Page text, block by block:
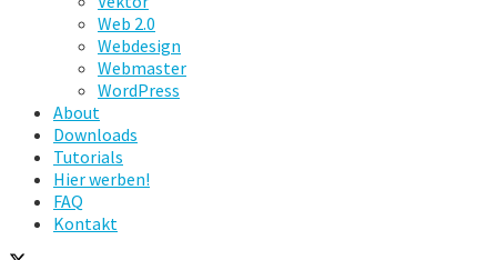
Web 2.0
Webdesign
Webmaster
WordPress
About
Downloads
Tutorials
Hier werben!
FAQ
Kontakt